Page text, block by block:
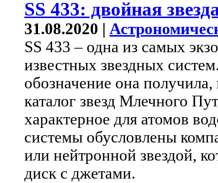
SS 433: двойная
31.08.2020 |
SS 433 – одна из самых
известных звездных
обозначение она
каталог звезд Млечного
характерное для атомов
системы обусловлены
или нейтронной звездой,
диск с джетами.